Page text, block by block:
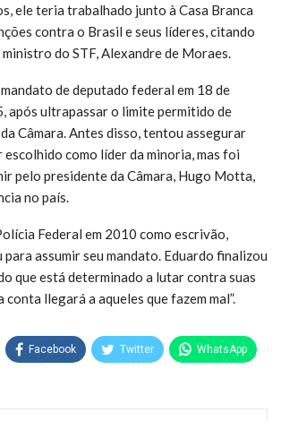
ele teria trabalhado junto à Casa Branca
contra o Brasil e seus líderes, citando
do STF, Alexandre de Moraes.
de deputado federal em 18 de
após ultrapassar o limite permitido de
Câmara. Antes disso, tentou assegurar
escolhido como líder da minoria, mas foi
pelo presidente da Câmara, Hugo Motta,
no país.
Federal em 2010 como escrivão,
para assumir seu mandato. Eduardo finalizou
que está determinado a lutar contra suas
conta llegará a aqueles que fazem mal”.
Facebook Twitter WhatsApp